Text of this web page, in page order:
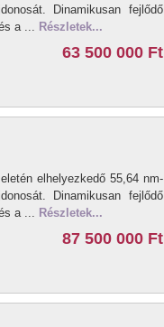
Dinamikusan fejlődő
a ... Részletek...
63 500 000 Ft
elhelyezkedő 55,64 nm-
Dinamikusan fejlődő
a ... Részletek...
87 500 000 Ft